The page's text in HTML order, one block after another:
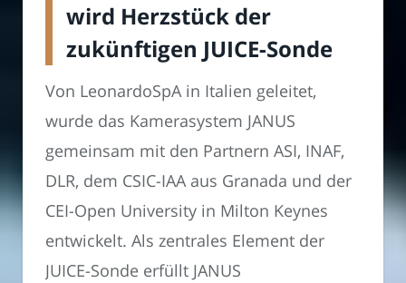
wird Herzstück der
zukünftigen JUICE-Sonde
Von LeonardoSpA in Italien geleitet,
wurde das Kamerasystem JANUS
gemeinsam mit den Partnern ASI, INAF,
DLR, dem CSIC-IAA aus Granada und der
CEI-Open University in Milton Keynes
entwickelt. Als zentrales Element der
JUICE-Sonde erfüllt JANUS